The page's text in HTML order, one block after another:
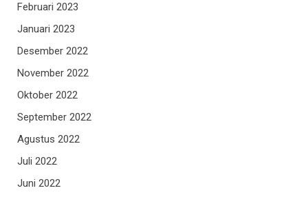
Februari 2023
Januari 2023
Desember 2022
November 2022
Oktober 2022
September 2022
Agustus 2022
Juli 2022
Juni 2022